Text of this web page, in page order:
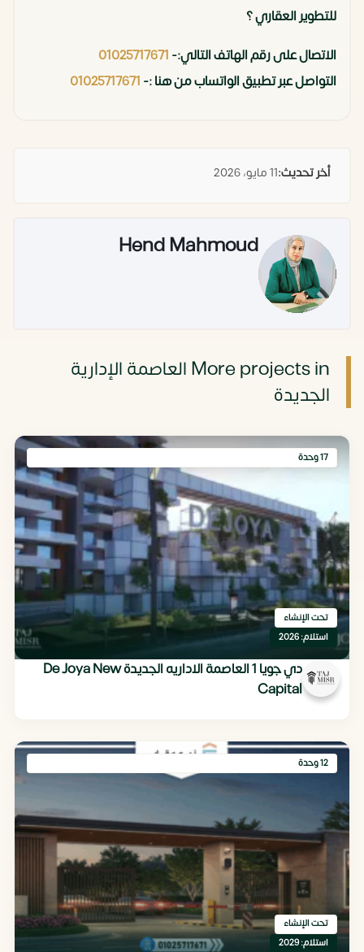
للتطوير العقاري ؟
الاتصال على رقم الهاتف التالي:-01025717671
التواصل عبر تطبيق الواتساب من هنا :-01025717671
أخر تحديث:11 مايو، 2026
Hend Mahmoud
More projects in العاصمة الإدارية
الجديدة
17 وحدة
تحت الإنشاء
استلام: 2026
دي جويا 1 العاصمة الاداريه الجديدة De Joya New
Capital
12 وحدة
تحت الإنشاء
استلام: 2029